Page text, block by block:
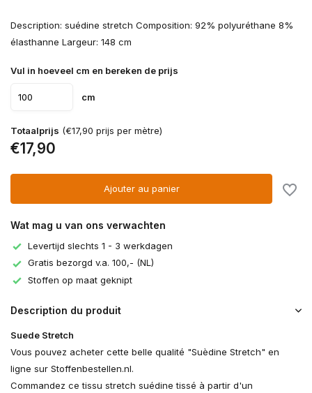
Description: suédine stretch Composition: 92% polyuréthane 8%
élasthanne Largeur: 148 cm
Vul in hoeveel cm en bereken de prijs
cm
Totaalprijs (€17,90 prijs per mètre)
€17,90
Ajouter au panier
Wat mag u van ons verwachten
Levertijd slechts 1 - 3 werkdagen
Gratis bezorgd v.a. 100,- (NL)
Stoffen op maat geknipt
Description du produit
Suede Stretch
Vous pouvez acheter cette belle qualité "Suèdine Stretch" en
ligne sur Stoffenbestellen.nl.
Commandez ce tissu stretch suédine tissé à partir d'un